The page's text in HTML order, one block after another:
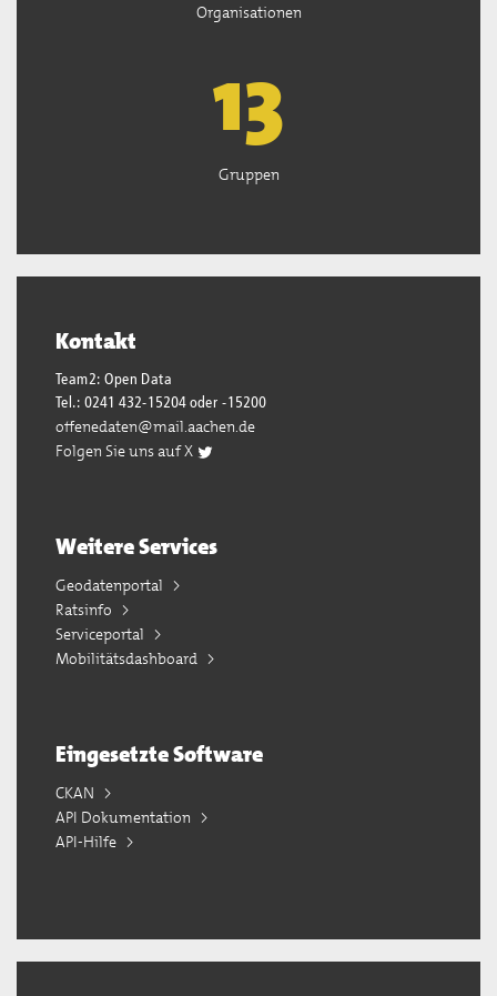
Organisationen
13
Gruppen
Kontakt
Team2: Open Data
Tel.: 0241 432-15204 oder -15200
offenedaten@mail.aachen.de
Folgen Sie uns auf X
Weitere Services
Geodatenportal
Ratsinfo
Serviceportal
Mobilitätsdashboard
Eingesetzte Software
CKAN
API Dokumentation
API-Hilfe